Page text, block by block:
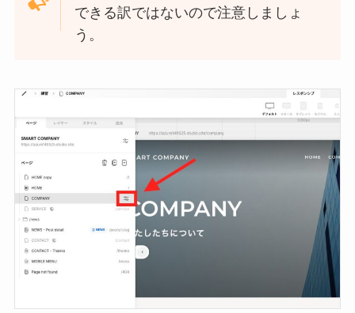
できる訳ではないので注意しましょ
う。